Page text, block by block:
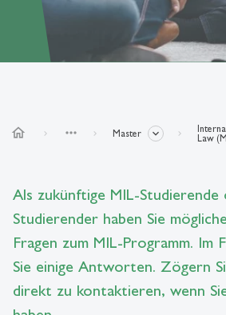
home more_horiz Master
Law
Als zukünftige MIL-Studierende
Studierender haben Sie
Fragen zum MIL-Programm. Im
Sie einige Antworten. Zögern
direkt zu kontaktieren, wenn